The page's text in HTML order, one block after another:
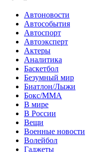
Автоновости
Автособытия
Автоспорт
Автоэксперт
Актеры
Аналитика
Баскетбол
Безумный мир
Биатлон/Лыжи
Бокс/MMA
В мире
В России
Вещи
Военные новости
Волейбол
Гаджеты